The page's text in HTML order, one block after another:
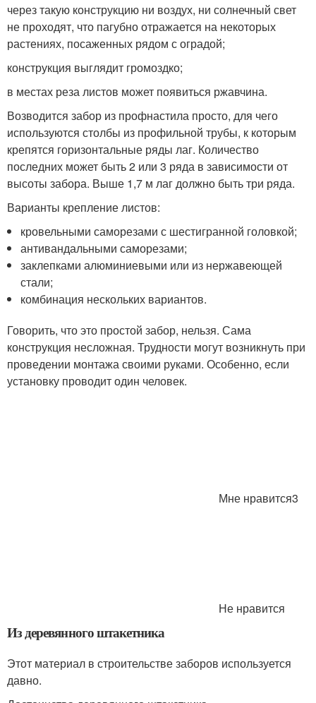
через такую конструкцию ни воздух, ни солнечный свет
не проходят, что пагубно отражается на некоторых
растениях, посаженных рядом с оградой;
конструкция выглядит громоздко;
в местах реза листов может появиться ржавчина.
Возводится забор из профнастила просто, для чего
используются столбы из профильной трубы, к которым
крепятся горизонтальные ряды лаг. Количество
последних может быть 2 или 3 ряда в зависимости от
высоты забора. Выше 1,7 м лаг должно быть три ряда.
Варианты крепление листов:
кровельными саморезами с шестигранной головкой;
антивандальными саморезами;
заклепками алюминиевыми или из нержавеющей
стали;
комбинация нескольких вариантов.
Говорить, что это простой забор, нельзя. Сама
конструкция несложная. Трудности могут возникнуть при
проведении монтажа своими руками. Особенно, если
установку проводит один человек.
Мне нравится3
Не нравится
Из деревянного штакетника
Этот материал в строительстве заборов используется
давно.